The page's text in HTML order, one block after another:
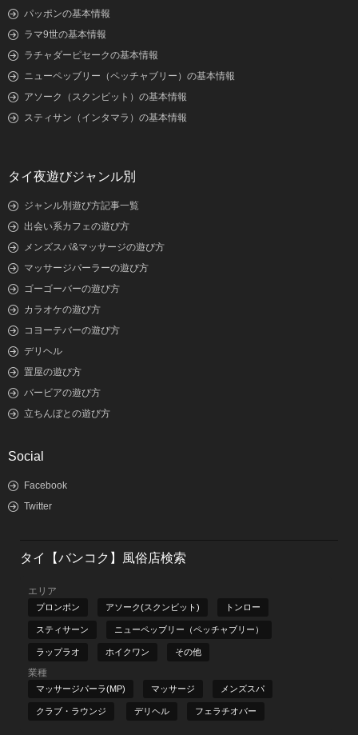
パッポンの基本情報
ラマ9世の基本情報
ラチャダーピセークの基本情報
ニューペッブリー（ペッチャブリー）の基本情報
アソーク（スクンビット）の基本情報
スティサン（インタマラ）の基本情報
タイ夜遊びジャンル別
ジャンル別遊び方記事一覧
出会い系カフェの遊び方
メンズスパ&マッサージの遊び方
マッサージパーラーの遊び方
ゴーゴーバーの遊び方
カラオケの遊び方
コヨーテバーの遊び方
デリヘル
置屋の遊び方
バービアの遊び方
立ちんぼとの遊び方
Social
Facebook
Twitter
タイ【バンコク】風俗店検索
エリア
プロンポン アソーク(スクンビット) トンロー
スティサーン ニューペッブリー（ペッチャブリー）
ラップラオ ホイクワン その他
業種
マッサージパーラ(MP) マッサージ メンズスパ
クラブ・ラウンジ デリヘル フェラチオバー